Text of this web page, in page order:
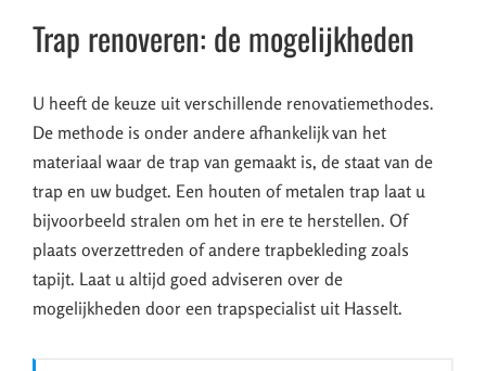
Trap renoveren: de mogelijkheden
U heeft de keuze uit verschillende renovatiemethodes.
De methode is onder andere afhankelijk van het
materiaal waar de trap van gemaakt is, de staat van de
trap en uw budget. Een houten of metalen trap laat u
bijvoorbeeld stralen om het in ere te herstellen. Of
plaats overzettreden of andere trapbekleding zoals
tapijt. Laat u altijd goed adviseren over de
mogelijkheden door een trapspecialist uit Hasselt.